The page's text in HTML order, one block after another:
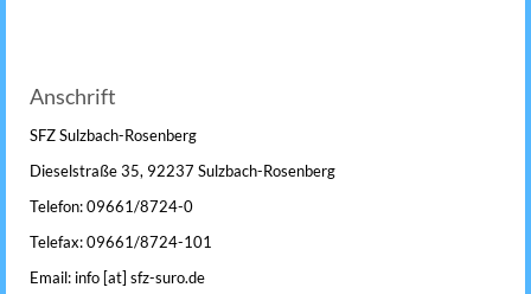
Anschrift
SFZ Sulzbach-Rosenberg
Dieselstraße 35, 92237 Sulzbach-Rosenberg
Telefon: 09661/8724-0
Telefax: 09661/8724-101
Email: info [at] sfz-suro.de